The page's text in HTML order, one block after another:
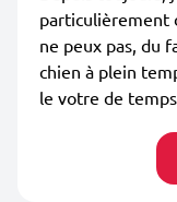
particulièrement
ne peux pas, du
chien à plein
le votre de